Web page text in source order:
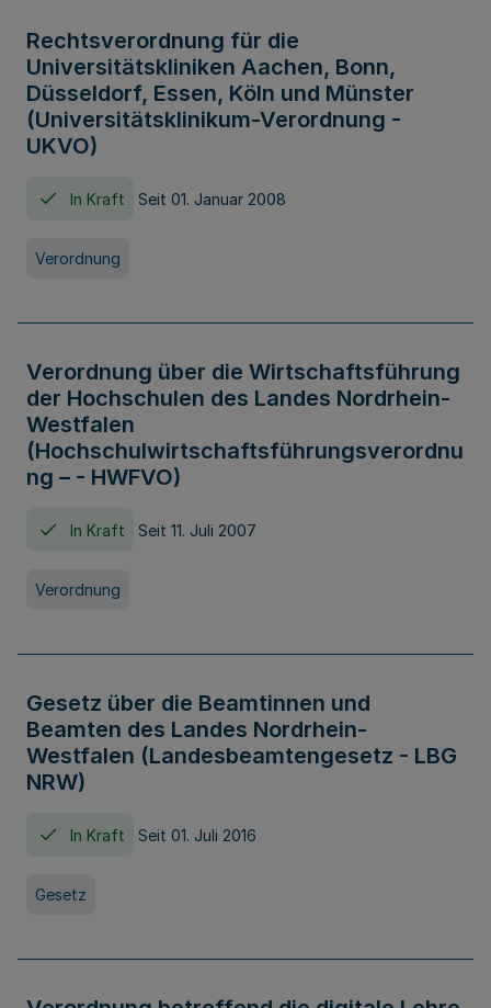
Rechtsverordnung für die
Universitätskliniken Aachen, Bonn,
Düsseldorf, Essen, Köln und Münster
(Universitätsklinikum-Verordnung -
UKVO)
In Kraft Seit 01. Januar 2008
Verordnung
Verordnung über die Wirtschaftsführung
der Hochschulen des Landes Nordrhein-
Westfalen
(Hochschulwirtschaftsführungsverordnu
ng – - HWFVO)
In Kraft Seit 11. Juli 2007
Verordnung
Gesetz über die Beamtinnen und
Beamten des Landes Nordrhein-
Westfalen (Landesbeamtengesetz - LBG
NRW)
In Kraft Seit 01. Juli 2016
Gesetz